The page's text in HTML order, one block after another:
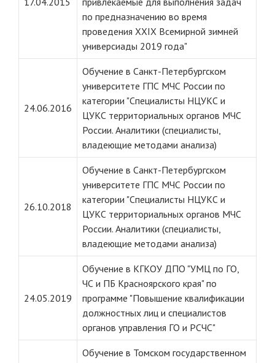
по предназначению во время
проведения XXIX Всемирной зимней
универсиады 2019 года"
24.06.2016
Обучение в Санкт-Петербургском
университете ГПС МЧС России по
категории "Специалисты НЦУКС и
ЦУКС территориальных органов МЧС
России. Аналитики (специалисты,
владеющие методами анализа)
26.10.2018
Обучение в Санкт-Петербургском
университете ГПС МЧС России по
категории "Специалисты НЦУКС и
ЦУКС территориальных органов МЧС
России. Аналитики (специалисты,
владеющие методами анализа)
24.05.2019
Обучение в КГКОУ ДПО "УМЦ по ГО,
ЧС и ПБ Красноярского края" по
программе "Повышение квалификации
должностных лиц и специалистов
органов управления ГО и РСЧС"
Обучение в Томском государственном